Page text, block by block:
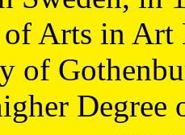
Arts in Art
of
Degree